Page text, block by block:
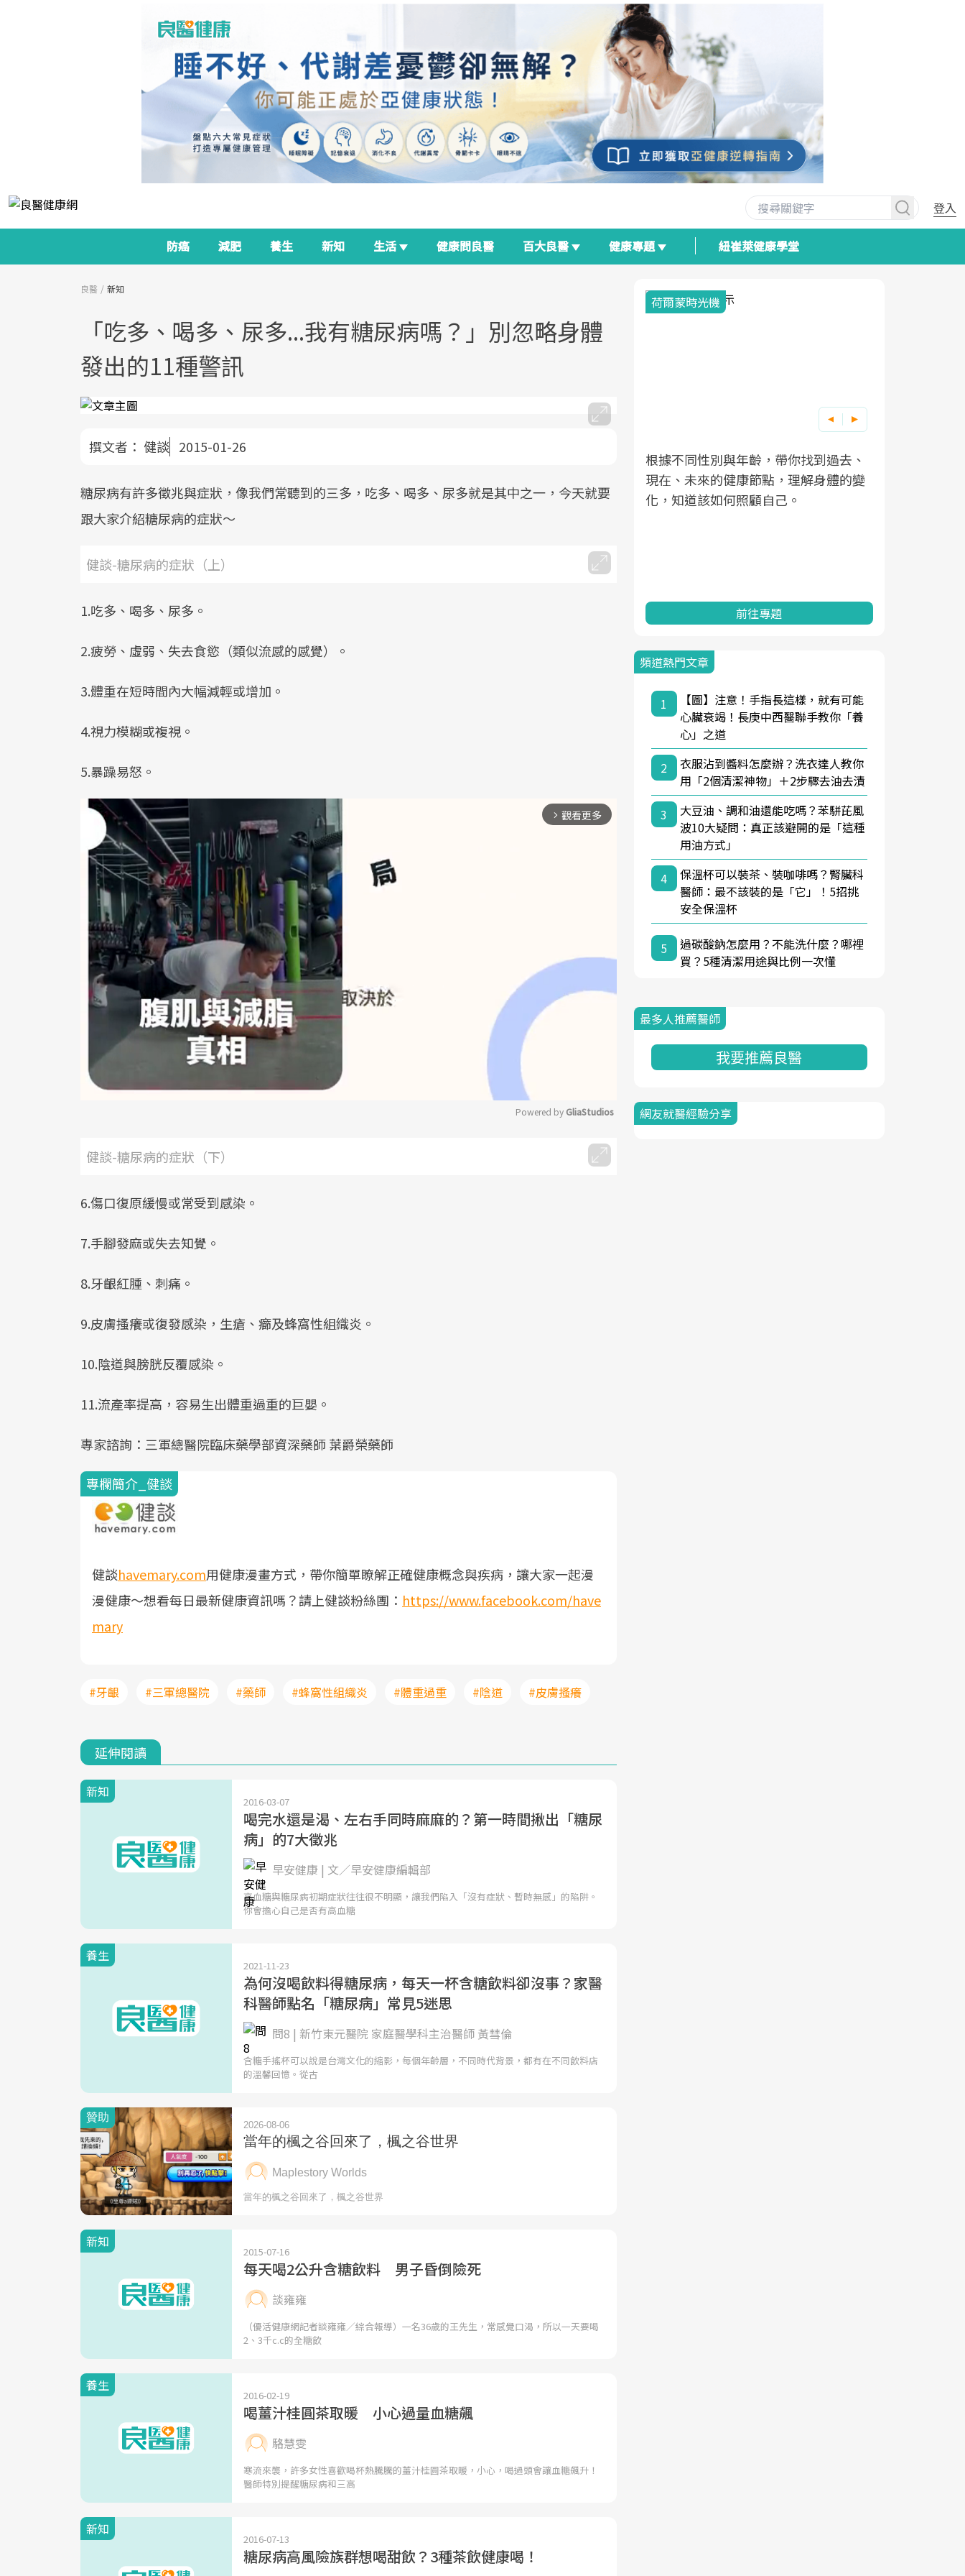
登入
防癌 減肥 養生 新知 生活 健康問良醫 百大良醫 健康專題 紐崔萊健康學堂
良醫 新知
「吃多、喝多、尿多...我有糖尿病嗎？」別忽略身體
發出的11種警訊
撰文者： 健談 2015-01-26
糖尿病有許多徵兆與症狀，像我們常聽到的三多，吃多、喝多、尿多就是其中之一，今天就要
跟大家介紹糖尿病的症狀～
健談-糖尿病的症狀（上）
1.吃多、喝多、尿多。
2.疲勞、虛弱、失去食慾（類似流感的感覺）。
3.體重在短時間內大幅減輕或增加。
4.視力模糊或複視。
5.暴躁易怒。
arrow_forward_ios 觀看更多
Powered by GliaStudios
健談-糖尿病的症狀（下）
6.傷口復原緩慢或常受到感染。
7.手腳發麻或失去知覺。
8.牙齦紅腫、刺痛。
9.皮膚搔癢或復發感染，生瘡、癤及蜂窩性組織炎。
10.陰道與膀胱反覆感染。
11.流產率提高，容易生出體重過重的巨嬰。
專家諮詢：三軍總醫院臨床藥學部資深藥師 葉爵榮藥師
專欄簡介_健談
健談havemary.com用健康漫畫方式，帶你簡單瞭解正確健康概念與疾病，讓大家一起漫
漫健康～想看每日最新健康資訊嗎？請上健談粉絲團： https://www.facebook.com/have
mary
#牙齦 #三軍總醫院 #藥師 #蜂窩性組織炎 #體重過重 #陰道 #皮膚搔癢
延伸閱讀
新知
2016-03-07
喝完水還是渴、左右手同時麻麻的？第一時間揪出「糖尿
病」的7大徵兆
早安健康 | 文／早安健康編輯部
高血糖與糖尿病初期症狀往往很不明顯，讓我們陷入「沒有症狀、暫時無感」的陷阱。
你會擔心自己是否有高血糖
養生
2021-11-23
為何沒喝飲料得糖尿病，每天一杯含糖飲料卻沒事？家醫
科醫師點名「糖尿病」常見5迷思
問8 | 新竹東元醫院 家庭醫學科主治醫師 黃彗倫
含糖手搖杯可以說是台灣文化的縮影，每個年齡層，不同時代背景，都有在不同飲料店
的溫馨回憶。從古
新知
2015-07-16
每天喝2公升含糖飲料 男子昏倒險死
談雍雍
（優活健康網記者談雍雍／綜合報導）一名36歲的王先生，常感覺口渴，所以一天要喝
2、3千c.c的全糖飲
養生
2016-02-19
喝薑汁桂圓茶取暖 小心過量血糖飆
駱慧雯
寒流來襲，許多女性喜歡喝杯熱騰騰的薑汁桂圓茶取暖，小心，喝過頭會讓血糖飆升！
醫師特別提醒糖尿病和三高
新知
2016-07-13
糖尿病高風險族群想喝甜飲？3種茶飲健康喝！
政策如「健康台灣推動委員會」與「長
療院所的服務，更是民眾了解自身健康
全面啟動你的健康革命！
建立對亞健康的認知，進而引導實際的
荷爾蒙時光機
根據不同性別與年齡，帶你找到過去、
現在、未來的健康節點，理解身體的變
化，知道該如何照顧自己。
前往專題
頻道熱門文章
1
【圖】注意！手指長這樣，就有可能
心臟衰竭！長庚中西醫聯手教你「養
心」之道
2
衣服沾到醬料怎麼辦？洗衣達人教你
用「2個清潔神物」＋2步驟去油去漬
3
大豆油、調和油還能吃嗎？苯駢芘風
波10大疑問：真正該避開的是「這種
用油方式」
4
保溫杯可以裝茶、裝咖啡嗎？腎臟科
醫師：最不該裝的是「它」！5招挑
安全保溫杯
5
過碳酸鈉怎麼用？不能洗什麼？哪裡
買？5種清潔用途與比例一次懂
最多人推薦醫師
我要推薦良醫
網友就醫經驗分享